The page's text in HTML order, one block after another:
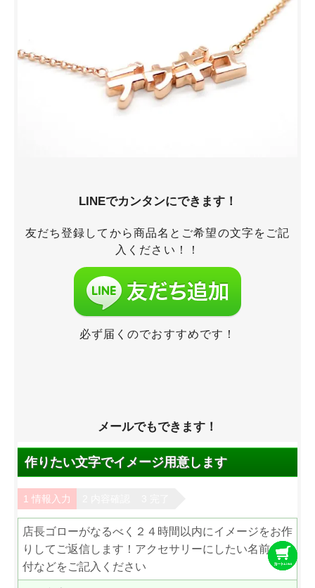
LINEでカンタンにできます！
友だち登録してから商品名とご希望の文字をご記
入ください！！
必ず届くのでおすすめです！
メールでもできます！